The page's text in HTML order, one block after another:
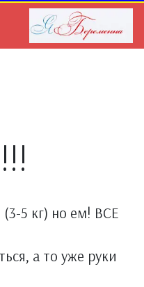
(3-5 кг) но ем! ВСЕ
а то уже руки